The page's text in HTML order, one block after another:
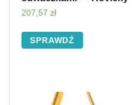
207,57 zł
SPRAWDŹ